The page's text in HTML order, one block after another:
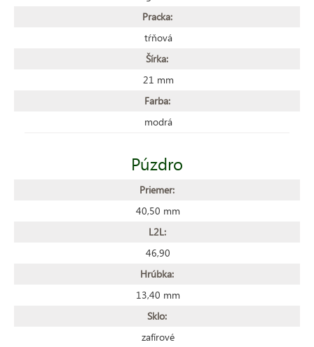
Pracka:
tŕňová
Šírka:
21 mm
Farba:
modrá
Púzdro
Priemer:
40,50 mm
L2L:
46,90
Hrúbka:
13,40 mm
Sklo:
zafírové